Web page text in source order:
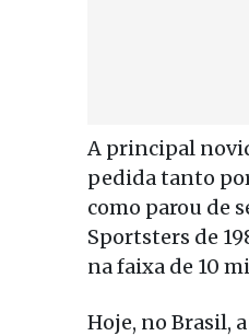
A principal
pedida tanto
como parou de
Sportsters de
na faixa de 10
Hoje, no Brasil,